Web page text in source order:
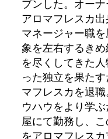
プンした。オーナ
アロマフレスカ
マネージャー職
象を左右するき
を尽くしてきた
った独立を果た
マフレスカを退
ウハウをより学
屋にて勤務し、
をアロマフレス